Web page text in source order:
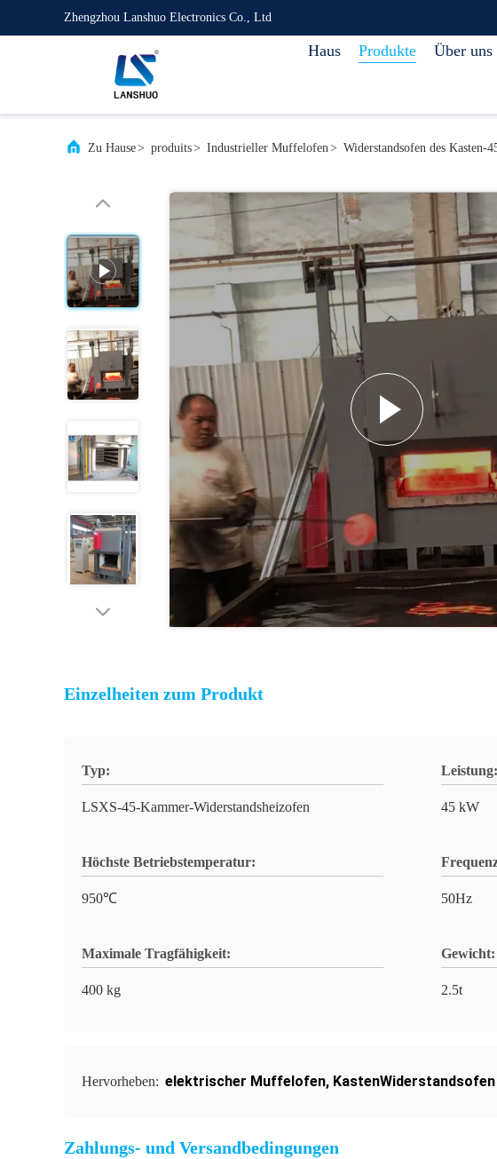
Zhengzhou Lanshuo Electronics Co., Ltd
Haus Produkte Über uns
Zu Hause> produits> Industrieller Muffelofen> Widerstandsofen des
Einzelheiten zum Produkt
Typ:
LSXS-45-Kammer-Widerstandsheizofen
Leistung:
45 kW
Höchste Betriebstemperatur:
950℃ 50Hz
Maximale Tragfähigkeit:
400 kg
Gewicht:
2.5t
Hervorheben: elektrischer Muffelofen, KastenWiderstandsofen
Zahlungs- und Versandbedingungen